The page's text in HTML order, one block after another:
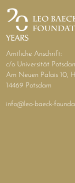
Amtliche Anschrift:
c/o Universität
Am Neuen Palais 10,
14469 Potsdam
info@leo-baeck-